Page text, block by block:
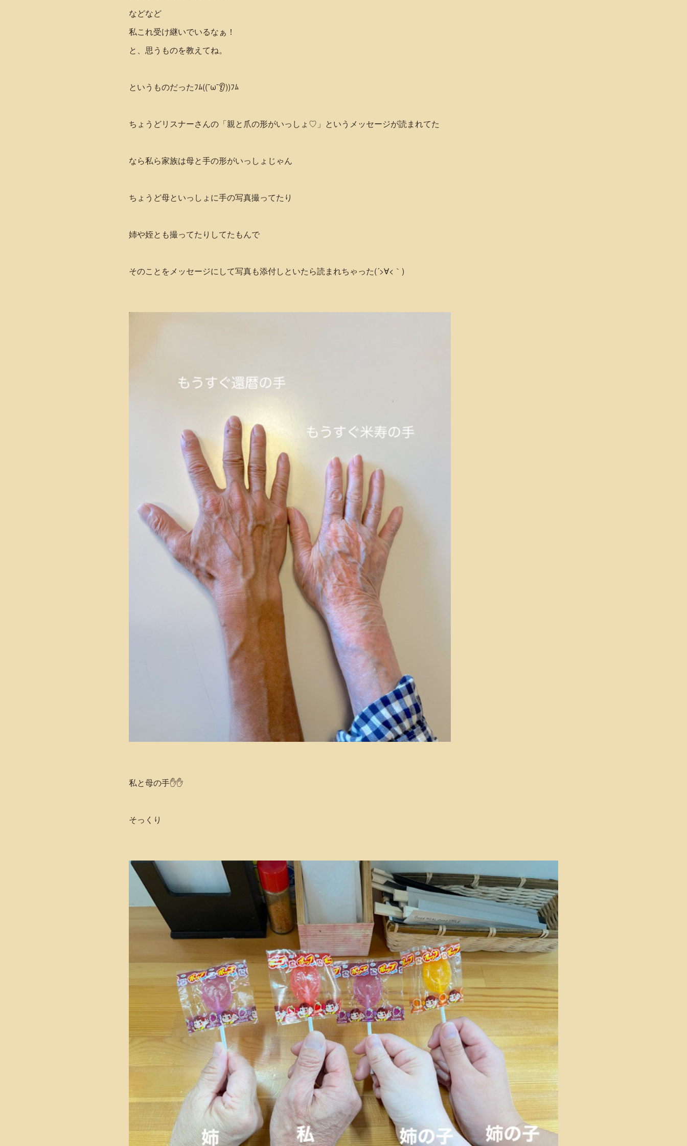
などなど
私これ受け継いでいるなぁ！
と、思うものを教えてね。
というものだったﾌﾑ((¯ω¯👂))ﾌﾑ
ちょうどリスナーさんの「親と爪の形がいっしょ♡」というメッセージが読まれてた
なら私ら家族は母と手の形がいっしょじゃん
ちょうど母といっしょに手の写真撮ってたり
姉や姪とも撮ってたりしてたもんで
そのことをメッセージにして写真も添付しといたら読まれちゃった(´>∀<｀)ゝ
私と母の手✋✋
そっくり